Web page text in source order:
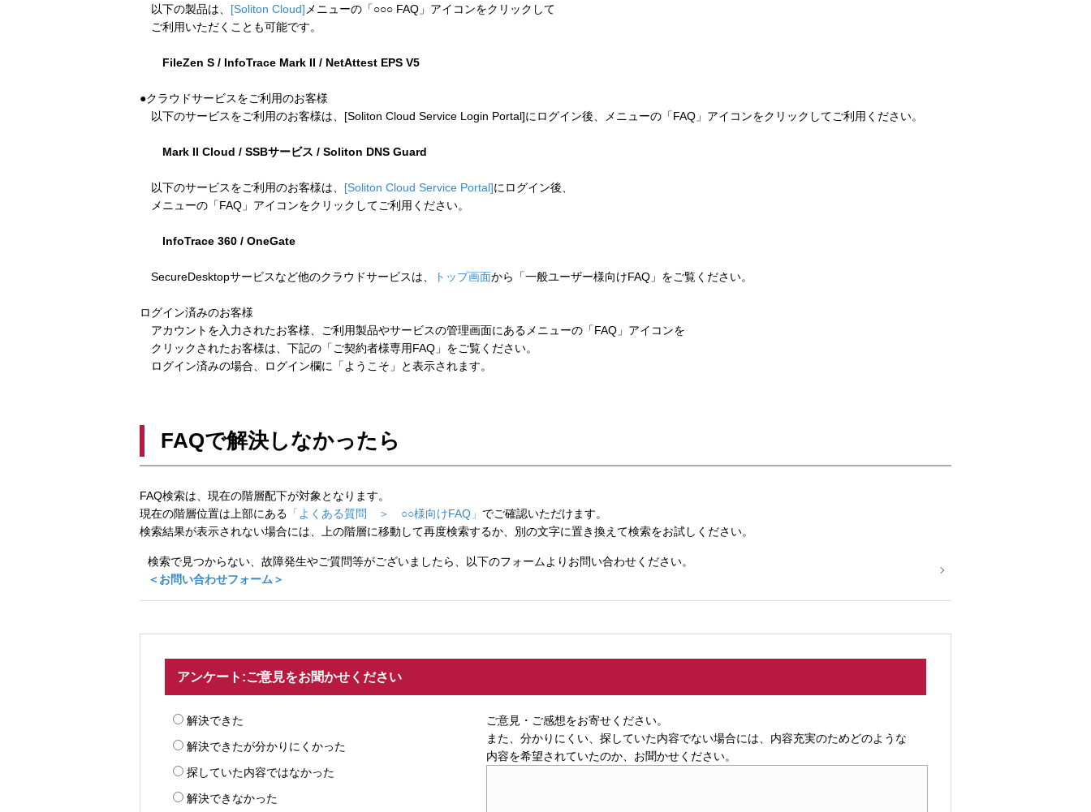
以下の製品は、 [Soliton Cloud] メニューの「○○○ FAQ」アイコンをクリックして
ご利用いただくことも可能です。
FileZen S / InfoTrace Mark II / NetAttest EPS V5
●クラウドサービスをご利用のお客様
以下のサービスをご利用のお客様は、[Soliton Cloud Service Login Portal]にログイン後、メニューの「FAQ」アイコンをクリックしてご利用ください。
Mark II Cloud / SSBサービス / Soliton DNS Guard
以下のサービスをご利用のお客様は、 [Soliton Cloud Service Portal]にログイン後、
メニューの「FAQ」アイコンをクリックしてご利用ください。
InfoTrace 360 / OneGate
SecureDesktopサービスなど他のクラウドサービスは、 トップ画面から「一般ユーザー様向けFAQ」をご覧ください。
ログイン済みのお客様
アカウントを入力されたお客様、ご利用製品やサービスの管理画面にあるメニューの「FAQ」アイコンを
クリックされたお客様は、下記の「ご契約者様専用FAQ」をご覧ください。
ログイン済みの場合、ログイン欄に「ようこそ」と表示されます。
FAQで解決しなかったら
FAQ検索は、現在の階層配下が対象となります。
現在の階層位置は上部にある 「よくある質問 ＞ ○○様向けFAQ」 でご確認いただけます。
検索結果が表示されない場合には、上の階層に移動して再度検索するか、別の文字に置き換えて検索をお試しください。
検索で見つからない、故障発生やご質問等がございましたら、以下のフォームよりお問い合わせください。
＜お問い合わせフォーム＞
アンケート:ご意見をお聞かせください
解決できた
解決できたが分かりにくかった
探していた内容ではなかった
解決できなかった
ご意見・ご感想をお寄せください。
また、分かりにくい、探していた内容でない場合には、内容充実のためどのような
内容を希望されていたのか、お聞かせください。